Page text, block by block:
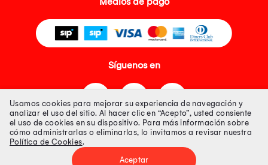
Síguenos en
Tienda 100% Segura
Usamos cookies para mejorar su experiencia de navegación y
analizar el uso del sitio. Al hacer clic en “Acepto”, usted consiente
el uso de cookies en su dispositivo. Para más información sobre
cómo administrarlas o eliminarlas, lo invitamos a revisar nuestra
Política de Cookies.
Aceptar